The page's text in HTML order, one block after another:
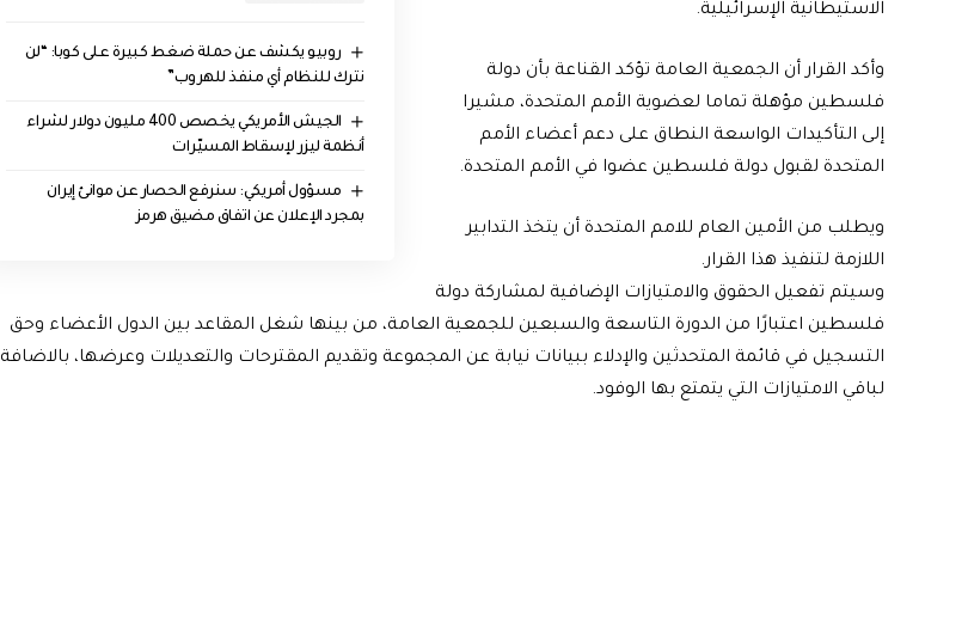
روبيو يكشف عن حملة ضغط كبيرة على كوبا: “لن
نترك للنظام أي منفذ للهروب”
الجيش الأمريكي يخصص 400 مليون دولار لشراء
أنظمة ليزر لإسقاط المسيّرات
مسؤول أمريكي: سنرفع الحصار عن موانئ إيران
بمجرد الإعلان عن اتفاق مضيق هرمز
الاستيطانية الإسرائيلية.
وأكد القرار أن الجمعية العامة تؤكد القناعة بأن دولة
فلسطين مؤهلة تماما لعضوية الأمم المتحدة، مشيرا
إلى التأكيدات الواسعة النطاق على دعم أعضاء الأمم
المتحدة لقبول دولة فلسطين عضوا في الأمم المتحدة.
ويطلب من الأمين العام للامم المتحدة أن يتخذ التدابير
اللازمة لتنفيذ هذا القرار.
وسيتم تفعيل الحقوق والامتيازات الإضافية لمشاركة دولة
فلسطين اعتبارًا من الدورة التاسعة والسبعين للجمعية العامة، من بينها شغل المقاعد بين الدول الأعضاء وحق
التسجيل في قائمة المتحدثين والإدلاء ببيانات نيابة عن المجموعة وتقديم المقترحات والتعديلات وعرضها، بالاضافة
لباقي الامتيازات التي يتمتع بها الوفود.